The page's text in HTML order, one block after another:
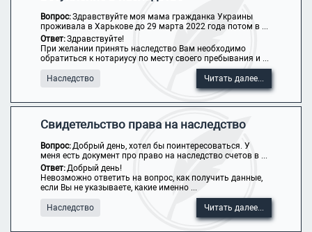
Вопрос:Здравствуйте моя мама гражданка Украины
проживала в Харькове до 29 марта 2022 года потом в ...
Ответ:Здравствуйте!
При желании принять наследство Вам необходимо
обратиться к нотариусу по месту своего пребывания и ...
Наследство Читать далее...
Свидетельство права на наследство
Вопрос:Добрый день, хотел бы поинтересоваться. У
меня есть документ про право на наследство счетов в ...
Ответ:Добрый день!
Невозможно ответить на вопрос, как получить данные,
если Вы не указываете, какие именно ...
Наследство Читать далее...